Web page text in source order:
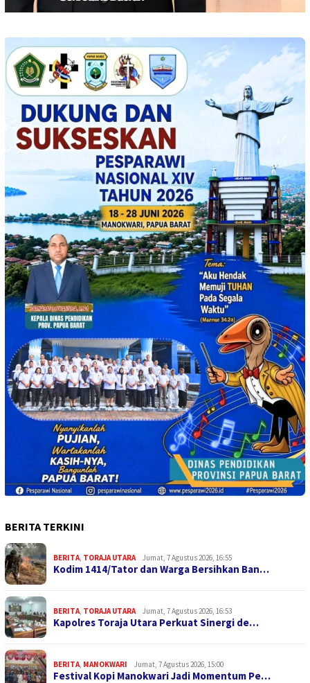
BERITA TERKINI
BERITA TORAJA UTARA Jumat, 7 Agustus 2026, 16:55
Kodim 1414/Tator dan Warga Bersihkan Ban…
BERITA TORAJA UTARA Jumat, 7 Agustus 2026, 16:53
Kapolres Toraja Utara Perkuat Sinergi de…
BERITA MANOKWARI Jumat, 7 Agustus 2026, 15:00
Festival Kopi Manokwari Jadi Momentum Pe…